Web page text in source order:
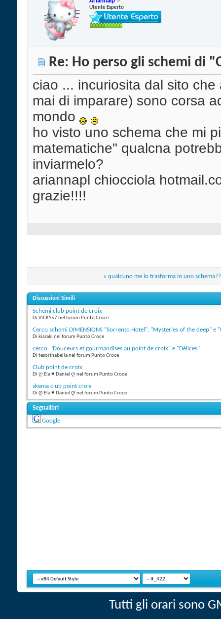
Utente Esperto
Re: Ho perso gli schemi di
ciao ... incuriosita dal sito
mai di imparare) sono corsa
mondo
ho visto uno schema che mi
matematiche" qualcna
inviarmelo?
ariannapl chiocciola
grazie!!!!
« qualcuno me lo trasforma in uno
Discussioni Simili
Schemi club point de croix
Di VICKY57 nel forum Punto Croce
Cerco schemi DIMENSIONS "Sorrento Hotel", "Mysteries of the deep" e
Di kissaki nel forum Punto Croce
cerco: "Douceurs et gourmandises au point de croix" e "Délices"
Di tesorinabella nel forum Punto Croce
Club point de croix
Di ღ Ela ♥ Daniel ღ nel forum Punto Croce
skema club point croix
Di ღ Ela ♥ Daniel ღ nel forum Punto Croce
Segnalibri
Google
Tutti gli orari sono